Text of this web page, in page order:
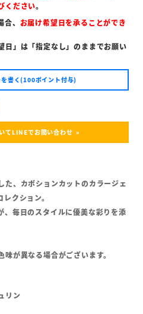
ください。
、 お届け希望日を承ることができ
日」は「指定なし」のままでお願い
書く(100ポイント付与)
てLINEでお問い合わせ
た、カボションカットのカラージェ
クション。
、毎日のスタイルに優美な彩りを添
が異なる場合がございます。
リン